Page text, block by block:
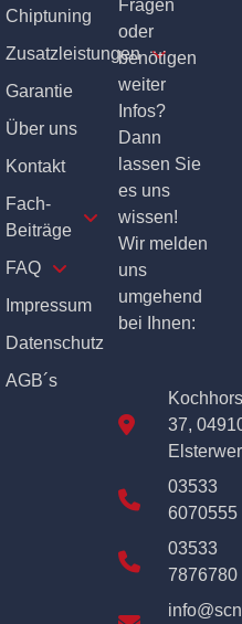
Chiptuning
Zusatzleistungen
Garantie
Über uns
Kontakt
Fach-
Beiträge
FAQ
Impressum
Datenschutz
AGB´s
Fragen
oder
benötigen
weiter
Infos?
Dann
lassen Sie
es uns
wissen!
Wir melden
uns
umgehend
bei Ihnen:
37,
03533
6070555
03533
7876780